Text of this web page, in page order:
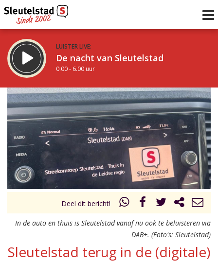
LUISTER LIVE:
De nacht van Sleutelstad
0.00 - 6.00 uur
STRAKS:
De ochtend van Sleutelstad
6.00 - 12.00 uur
Vorig uur
uur 1 van 0 Volgend uur
Deel dit bericht!
In de auto en thuis is Sleutelstad vanaf nu ook te beluisteren via
DAB+. (Foto's: Sleutelstad)
Sleutelstad terug in de (digitale)